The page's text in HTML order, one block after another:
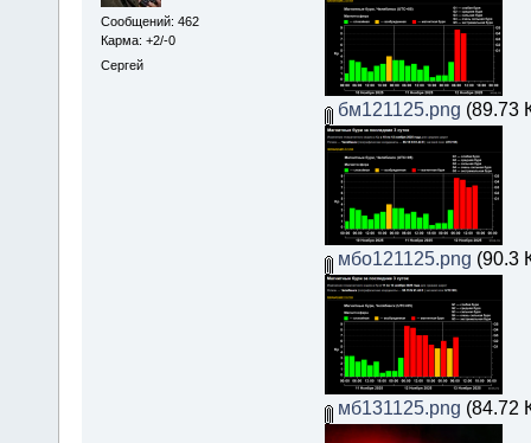
Сообщений: 462
Карма: +2/-0
Сергей
бм121125.png (89.73
мбо121125.png (90.3
мб131125.png (84.72